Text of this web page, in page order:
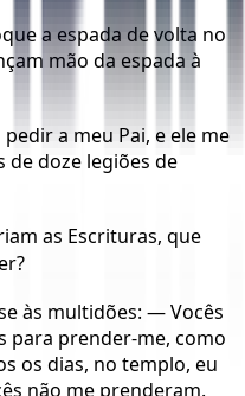
a espada de volta no
mão da espada à
a meu Pai, e ele me
de doze legiões de
as Escrituras, que
às multidões: — Vocês
para prender-me, como
os dias, no templo, eu
não me prenderam.